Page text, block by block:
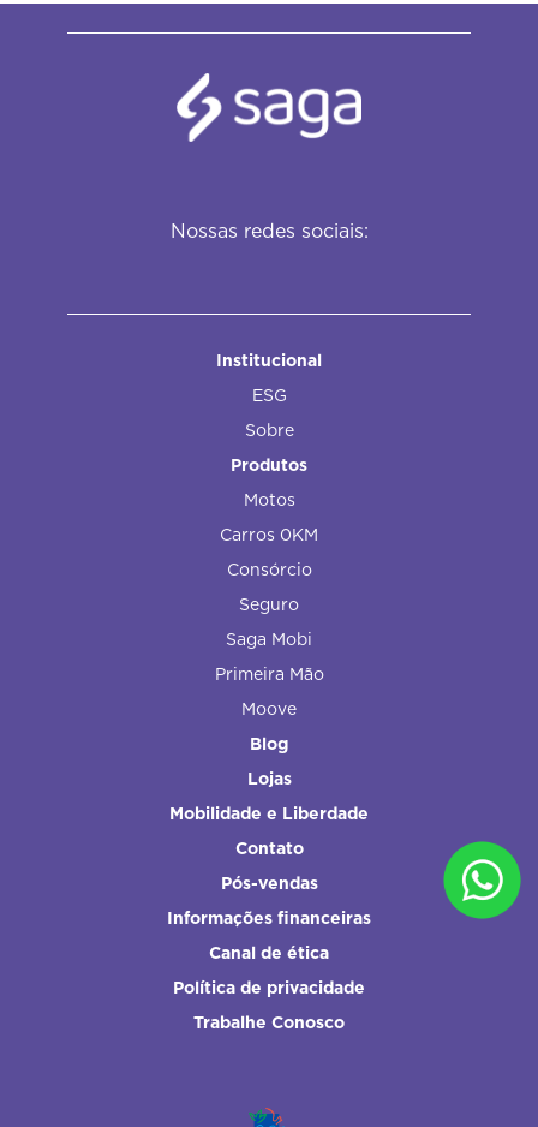
Nossas redes sociais:
Institucional
ESG
Sobre
Produtos
Motos
Carros 0KM
Consórcio
Seguro
Saga Mobi
Primeira Mão
Moove
Blog
Lojas
Mobilidade e Liberdade
Contato
Pós-vendas
Informações financeiras
Canal de ética
Política de privacidade
Trabalhe Conosco